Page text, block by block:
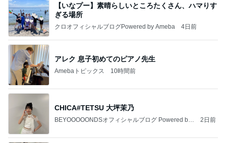
【いなプー】素晴らしいところたくさん、ハマりす
ぎる場所
クロオフィシャルブログPowered by Ameba 4日前
アレク 息子初めてのピアノ先生
Amebaトピックス 10時間前
CHICA#TETSU 大坪茉乃
BEYOOOOONDSオフィシャルブログ Powered by
2日前